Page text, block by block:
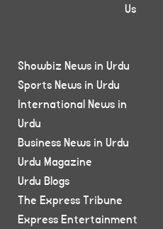
Us
Showbiz News in Urdu
Sports News in Urdu
International News in
Urdu
Business News in Urdu
Urdu Magazine
Urdu Blogs
The Express Tribune
Express Entertainment